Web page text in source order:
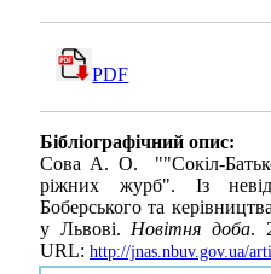
PDF
Бібліографічний опис:
Сова А. О. ""Сокіл-
ріжних журб". Із
Боберського та
у Львові.Новітня доба.
URL: http://jnas.nbuv.gov.ua/